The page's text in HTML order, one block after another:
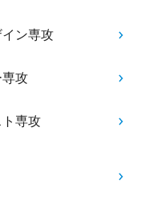
ン専攻
専攻
専攻